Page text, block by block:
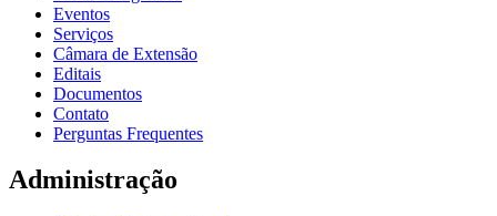
Eventos
Serviços
Câmara de Extensão
Editais
Documentos
Contato
Perguntas Frequentes
Administração